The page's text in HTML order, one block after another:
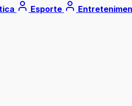
Esporte